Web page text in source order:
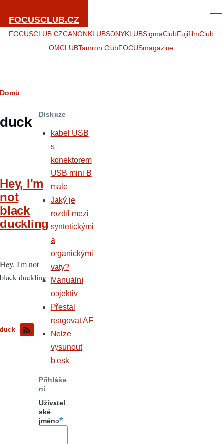
FOCUSCLUB.CZ
FOCUSCLUB.CZCANONKLUBSONYKLUBSigmaClubFujifilmClub
OMCLUBTamron ClubFOCUSmagazine
Drobečková
navigace
Domů
duck
Hey, I'm
not
black
duckling
Hey, I'm not
black duckling
duck
Diskuze
kabel USB
s
konektorem
USB mini B
male
Jaký je
rozdíl mezi
syntetickými
a
organickými
vaty?
Manuální
objektiv
Přestal
reagovat AF
Nelze
vysunout
blesk
Přihláše
ní
Uživatel
ské
jméno